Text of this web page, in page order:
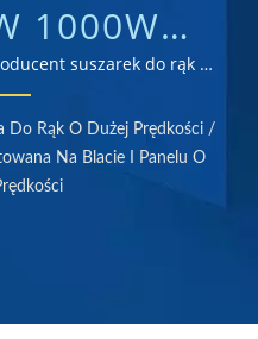
1000W
NA
STAL
WYSOKIEJ
KUCHNI I
suszarek do rąk i
według ISO 9001 i
Do Rąk O Dużej Prędkości /
Na Blacie I Panelu O